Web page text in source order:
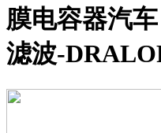
膜电容器汽
滤波-